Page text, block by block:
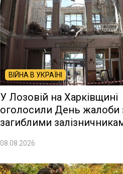
ВІЙНА В УКРАЇНІ
У Лозовій на Харківщині
оголосили День жалоби
загиблими
08.08.2026